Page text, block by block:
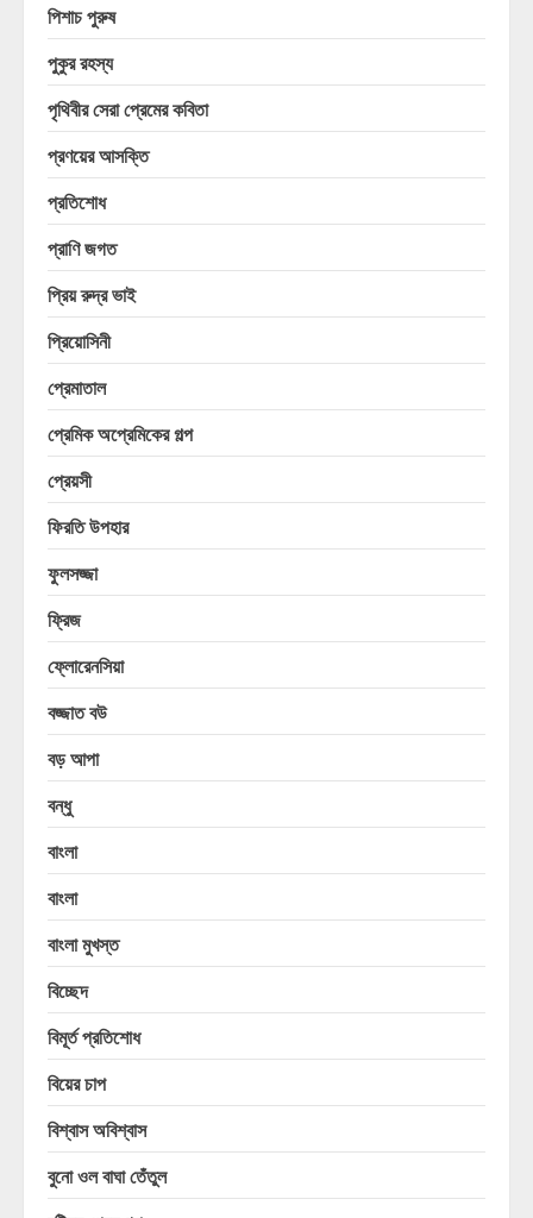
পিশাচ পুরুষ
পুকুর রহস্য
পৃথিবীর সেরা প্রেমের কবিতা
প্রণয়ের আসক্তি
প্রতিশোধ
প্রাণি জগত
প্রিয় রুদ্র ভাই
প্রিয়োসিনী
প্রেমাতাল
প্রেমিক অপ্রেমিকের গল্প
প্রেয়সী
ফিরতি উপহার
ফুলসজ্জা
ফ্রিজ
ফ্লোরেনসিয়া
বজ্জাত বউ
বড় আপা
বন্ধু
বাংলা
বাংলা
বাংলা মুখস্ত
বিচ্ছেদ
বিমূর্ত প্রতিশোধ
বিয়ের চাপ
বিশ্বাস অবিশ্বাস
বুনো ওল বাঘা তেঁতুল